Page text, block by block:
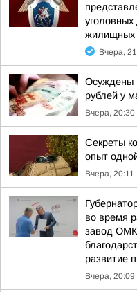
жилищных
Вчера,
Осуждены
рублей у
Вчера, 20:30
Секреты
опыт
Вчера, 20:11
во время
завод ОМК
развитие
Вчера, 20:09